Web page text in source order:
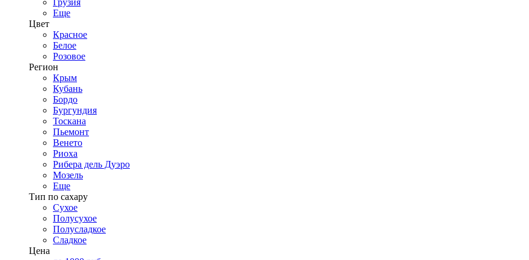
Грузия
Еще
Цвет
Красное
Белое
Розовое
Регион
Крым
Кубань
Бордо
Бургундия
Тоскана
Пьемонт
Венето
Риоха
Рибера дель Дуэро
Мозель
Еще
Тип по сахару
Сухое
Полусухое
Полусладкое
Сладкое
Цена